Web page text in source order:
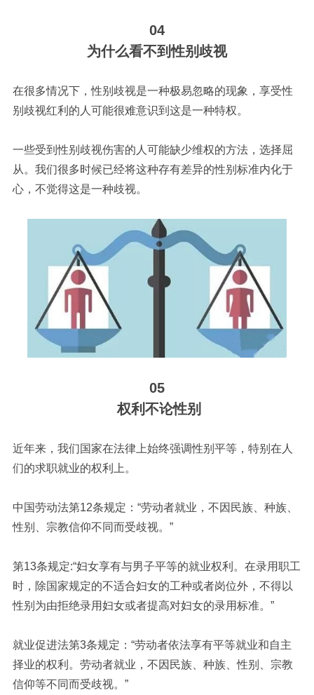
04
为什么看不到性别歧视
在很多情况下，性别歧视是一种极易忽略的现象，享受性
别歧视红利的人可能很难意识到这是一种特权。
一些受到性别歧视伤害的人可能缺少维权的方法，选择屈
从。我们很多时候已经将这种存有差异的性别标准内化于
心，不觉得这是一种歧视。
05
权利不论性别
近年来，我们国家在法律上始终强调性别平等，特别在人
们的求职就业的权利上。
中国劳动法第12条规定：“劳动者就业，不因民族、种族、
性别、宗教信仰不同而受歧视。”
第13条规定:“妇女享有与男子平等的就业权利。在录用职工
时，除国家规定的不适合妇女的工种或者岗位外，不得以
性别为由拒绝录用妇女或者提高对妇女的录用标准。”
就业促进法第3条规定：“劳动者依法享有平等就业和自主
择业的权利。劳动者就业，不因民族、种族、性别、宗教
信仰等不同而受歧视。”